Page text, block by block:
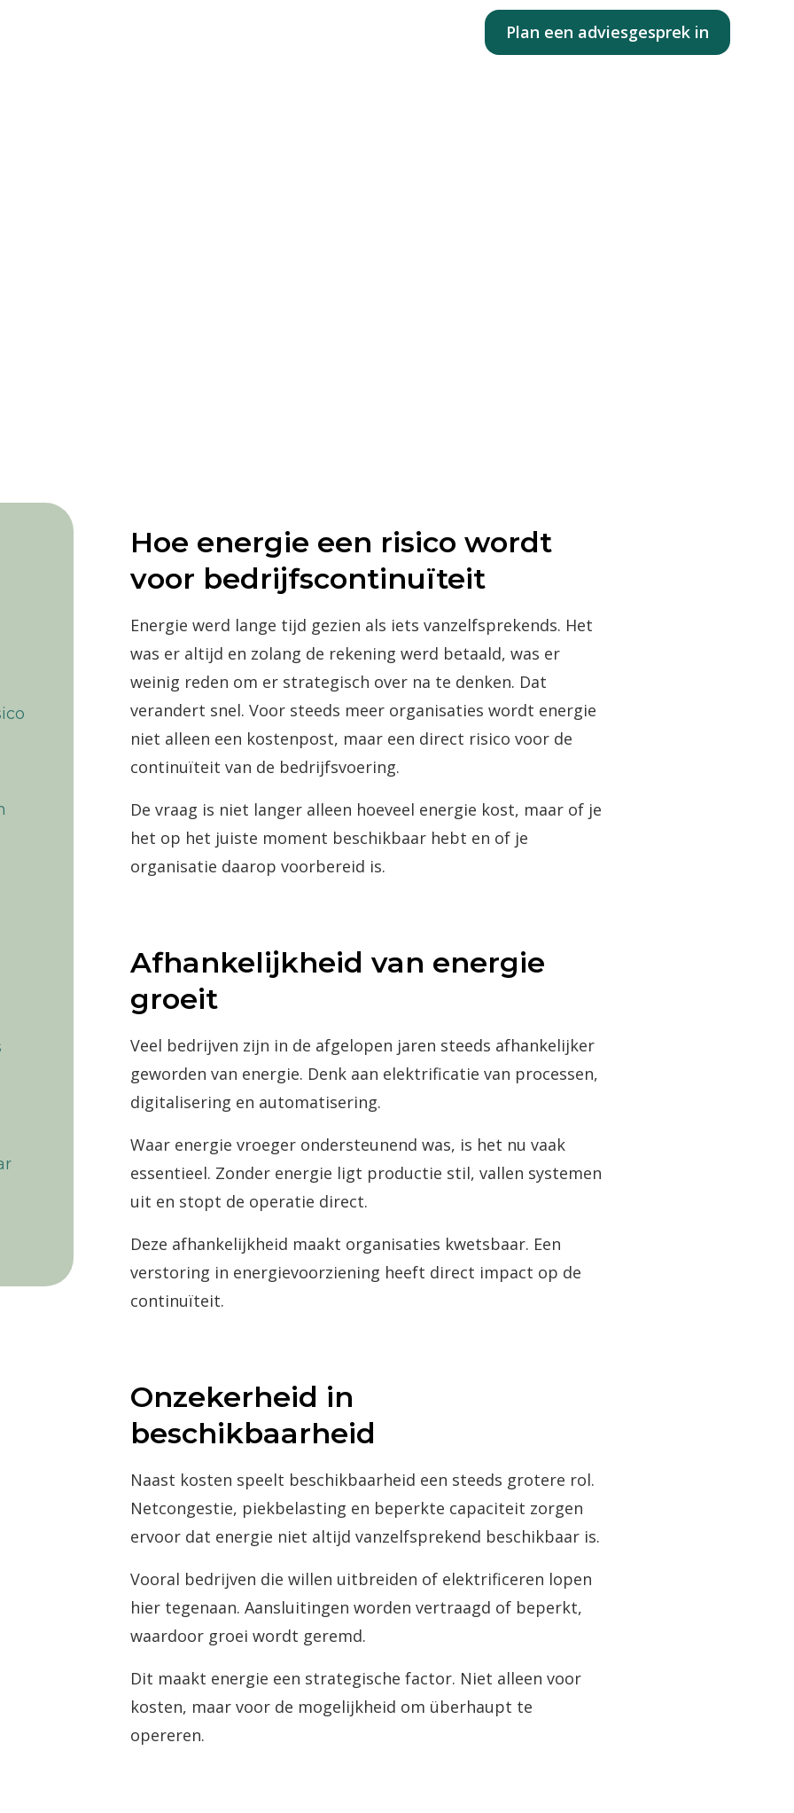
Plan een adviesgesprek in
Hoe energie een risico wordt
voor bedrijfscontinuïteit
Energie werd lange tijd gezien als iets vanzelfsprekends. Het
was er altijd en zolang de rekening werd betaald, was er
weinig reden om er strategisch over na te denken. Dat
verandert snel. Voor steeds meer organisaties wordt energie
niet alleen een kostenpost, maar een direct risico voor de
continuïteit van de bedrijfsvoering.
De vraag is niet langer alleen hoeveel energie kost, maar of je
het op het juiste moment beschikbaar hebt en of je
organisatie daarop voorbereid is.
Afhankelijkheid van energie
groeit
Veel bedrijven zijn in de afgelopen jaren steeds afhankelijker
geworden van energie. Denk aan elektrificatie van processen,
digitalisering en automatisering.
Waar energie vroeger ondersteunend was, is het nu vaak
essentieel. Zonder energie ligt productie stil, vallen systemen
uit en stopt de operatie direct.
Deze afhankelijkheid maakt organisaties kwetsbaar. Een
verstoring in energievoorziening heeft direct impact op de
continuïteit.
Onzekerheid in
beschikbaarheid
Naast kosten speelt beschikbaarheid een steeds grotere rol.
Netcongestie, piekbelasting en beperkte capaciteit zorgen
ervoor dat energie niet altijd vanzelfsprekend beschikbaar is.
Vooral bedrijven die willen uitbreiden of elektrificeren lopen
hier tegenaan. Aansluitingen worden vertraagd of beperkt,
waardoor groei wordt geremd.
Dit maakt energie een strategische factor. Niet alleen voor
kosten, maar voor de mogelijkheid om überhaupt te
opereren.